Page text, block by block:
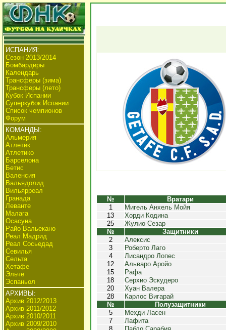
ИСПАНИЯ:
Сезон 2013/2014
Бомбардиры
Календарь
Трансферы (зима)
Трансферы (лето)
Кубок Испании
Суперкубок Испании
Список чемпионов
Форум
КОМАНДЫ:
Альмерия
Атлетик
Атлетико
Барселона
Бетис
Валенсия
Вальядолид
Вильярреал
Гранада
Леванте
Малага
Осасуна
Райо Вальекано
Реал Мадрид
Реал Сосьедад
Севилья
Сельта
Хетафе
Эльче
Эспаньол
АРХИВЫ:
Архив 2012/2013
Архив 2011/2012
Архив 2010/2011
Архив 2009/2010
№
Вратари
1
Мигель Анхель Мойя
13
Хорди Кодина
25
Жулио Сезар
№
Защитники
2
Алексис
3
Роберто Лаго
4
Лисандро Лопес
12
Альваро Аройо
15
Рафа
18
Серхио Эскудеро
20
Хуан Валера
28
Карлос Вигарай
№
Полузащитники
5
Мехди Ласен
7
Лафита